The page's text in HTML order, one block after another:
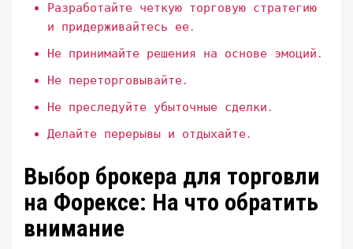
Разработайте четкую торговую стратегию
и придерживайтесь ее․
Не принимайте решения на основе эмоций․
Не переторговывайте․
Не преследуйте убыточные сделки․
Делайте перерывы и отдыхайте․
Выбор брокера для торговли
на Форексе: На что обратить
внимание